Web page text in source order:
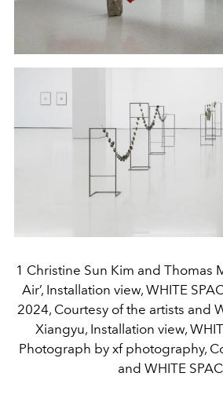
1 Christine Sun Kim and Thomas
Air’, Installation view, WHITE
2024, Courtesy of the artists and
Xiangyu, Installation view,
Photograph by xf photography,
and WHITE